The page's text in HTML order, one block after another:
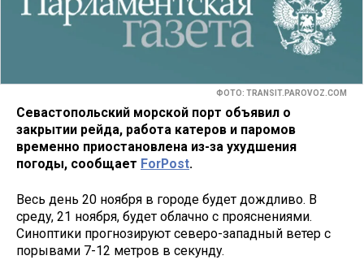
ФОТО: TRANSIT.PAROVOZ.COM
Севастопольский морской порт объявил о
закрытии рейда, работа катеров и паромов
временно приостановлена из-за ухудшения
погоды, сообщает ForPost.
Весь день 20 ноября в городе будет дождливо. В
среду, 21 ноября, будет облачно с прояснениями.
Синоптики прогнозируют северо-западный ветер с
порывами 7-12 метров в секунду.